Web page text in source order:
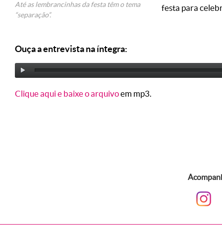
Até as lembrancinhas da festa têm o tema
“separação”.
festa para
Ouça a entrevista na íntegra:
Clique aqui e baixe o arquivoem mp3.